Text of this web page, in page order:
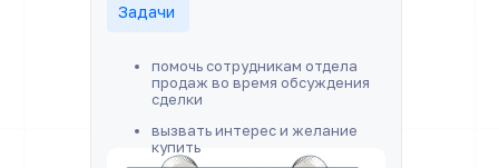
помочь сотрудникам отдела
продаж во время обсуждения
сделки
вызвать интерес и желание
купить
Задачи